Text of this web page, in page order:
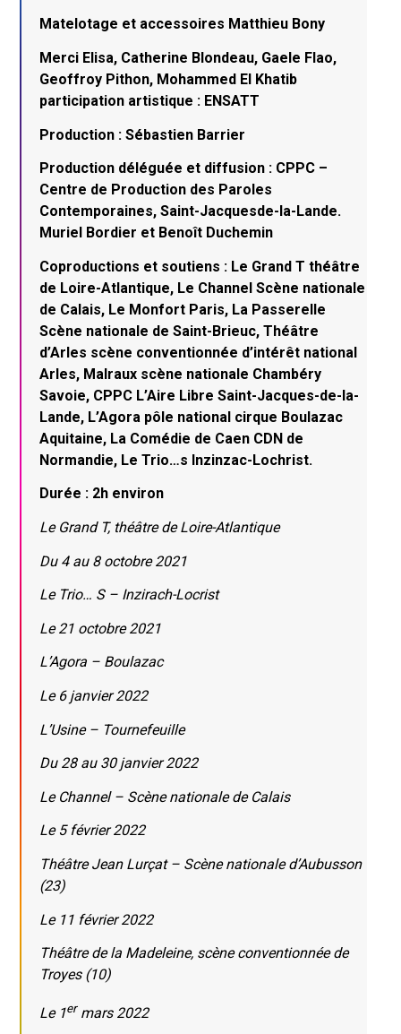
Matelotage et accessoires Matthieu Bony
Merci Elisa, Catherine Blondeau, Gaele Flao,
Geoffroy Pithon, Mohammed El Khatib
participation artistique : ENSATT
Production : Sébastien Barrier
Production déléguée et diffusion : CPPC –
Centre de Production des Paroles
Contemporaines, Saint-Jacquesde-la-Lande.
Muriel Bordier et Benoît Duchemin
Coproductions et soutiens : Le Grand T théâtre
de Loire-Atlantique, Le Channel Scène nationale
de Calais, Le Monfort Paris, La Passerelle
Scène nationale de Saint-Brieuc, Théâtre
d’Arles scène conventionnée d’intérêt national
Arles, Malraux scène nationale Chambéry
Savoie, CPPC L’Aire Libre Saint-Jacques-de-la-
Lande, L’Agora pôle national cirque Boulazac
Aquitaine, La Comédie de Caen CDN de
Normandie, Le Trio…s Inzinzac-Lochrist.
Durée : 2h environ
Le Grand T, théâtre de Loire-Atlantique
Du 4 au 8 octobre 2021
Le Trio… S – Inzirach-Locrist
Le 21 octobre 2021
L’Agora – Boulazac
Le 6 janvier 2022
L’Usine – Tournefeuille
Du 28 au 30 janvier 2022
Le Channel – Scène nationale de Calais
Le 5 février 2022
Théâtre Jean Lurçat – Scène nationale d’Aubusson
(23)
Le 11 février 2022
Théâtre de la Madeleine, scène conventionnée de
Troyes (10)
Le 1ermars 2022